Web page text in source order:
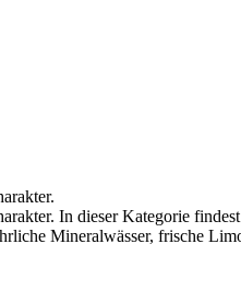
In dieser Kategorie
Mineralwässer, frische